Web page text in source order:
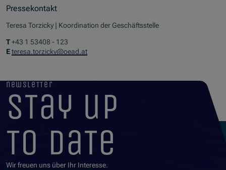
Pressekontakt
Teresa Torzicky | Koordination der Geschäftsstelle
T+43 1 53408 - 123
Eteresa.torzicky@oead.at
newsletter
stay up
to date
Wir freuen uns über Ihr Interesse.